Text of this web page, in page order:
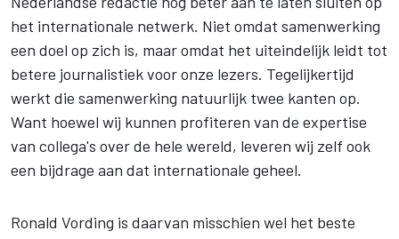
het internationale netwerk. Niet omdat samenwerking
een doel op zich is, maar omdat het uiteindelijk leidt tot
betere journalistiek voor onze lezers. Tegelijkertijd
werkt die samenwerking natuurlijk twee kanten op.
Want hoewel wij kunnen profiteren van de expertise
van collega's over de hele wereld, leveren wij zelf ook
een bijdrage aan dat internationale geheel.
Ronald Vording is daarvan misschien wel het beste